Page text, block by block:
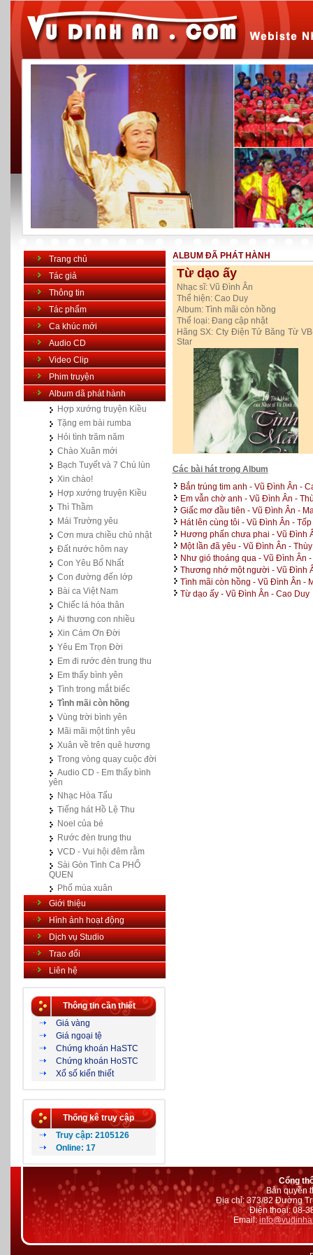
Trang chủ
Tác giả
Thông tin
Tác phẩm
Ca khúc mới
Audio CD
Video Clip
Phim truyện
Album dã phát hành
Hợp xướng truyện Kiều
Tặng em bài rumba
Hỏi tình trăm năm
Chào Xuân mới
Bạch Tuyết và 7 Chú lùn
Xin chào!
Hợp xướng truyện Kiều
Thì Thầm
Mái Trường yêu
Cơn mưa chiều chủ nhật
Đất nước hôm nay
Con Yêu Bố Nhất
Con đường đến lớp
Bài ca Việt Nam
Chiếc lá hóa thân
Ai thương con nhiều
Xin Cám Ơn Đời
Yêu Em Trọn Đời
Em đi rước đèn trung thu
Em thấy bình yên
Tình trong mắt biếc
Tình mãi còn hồng
Vùng trời bình yên
Mãi mãi một tình yêu
Xuân về trên quê hương
Trong vòng quay cuộc đời
Audio CD - Em thấy bình
yên
Nhạc Hòa Tấu
Tiếng hát Hồ Lệ Thu
Noel của bé
Rước đèn trung thu
VCD - Vui hội đêm rằm
Sài Gòn Tình Ca PHỐ
QUEN
Phố mùa xuân
Giới thiệu
Hình ảnh hoạt động
Dịch vụ Studio
Trao đổi
Liên hệ
Thông tin cần thiết
Giá vàng
Giá ngoại tệ
Chứng khoán HaSTC
Chứng khoán HoSTC
Xổ số kiến thiết
Thống kê truy cập
Truy cập: 2105126
Online: 17
ALBUM ĐÃ PHÁT HÀNH
Từ dạo ấy
Nhạc sĩ: Vũ Đình Ân
Thể hiện: Cao Duy
Album: Tình mãi còn hồng
Thể loại: Đang cập nhật
Hãng SX: Cty Điện Tử Băng Từ
Star
Các bài hát trong Album
Bắn trúng tim anh - Vũ Đình Ân -
Em vẫn chờ anh - Vũ Đình Ân -
Giấc mơ đầu tiên - Vũ Đình Ân -
Hát lên cùng tôi - Vũ Đình Ân - Tốp
Hương phấn chưa phai - Vũ Đình
Một lần đã yêu - Vũ Đình Ân -
Như gió thoáng qua - Vũ Đình Ân
Thương nhớ một người - Vũ Đình
Tình mãi còn hồng - Vũ Đình Ân -
Từ dạo ấy - Vũ Đình Ân - Cao Duy
Cổng
Bản quyền
Địa chỉ: 373/82 Đường
Điện thoại: 08-
Email: